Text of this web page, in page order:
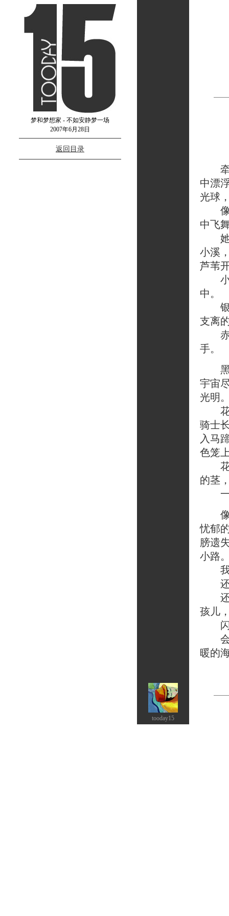
梦和梦想家 - 不如安静梦一场
2007年6月28日
返回目录
tooday15
牵
中漂
光球
像
中飞
她
小溪
芦苇
小
中。
银
支离
赤
手。
黑
宇宙
光明
花
骑士
入马
色笼
花
的茎
一
像
忧郁
膀遗
小路
我
还
还
孩儿
闪
会
暖的